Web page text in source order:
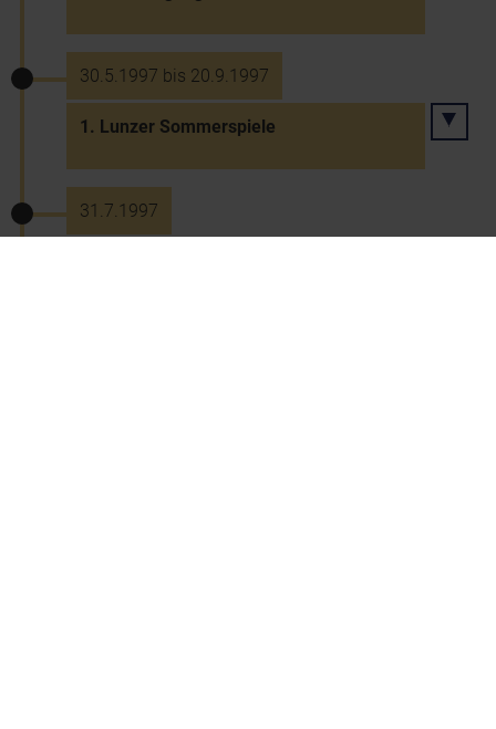
30.5.1997 bis 20.9.1997
1. Lunzer Sommerspiele
31.7.1997